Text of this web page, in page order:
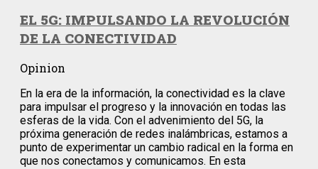
EL 5G: IMPULSANDO LA REVOLUCIÓN
DE LA CONECTIVIDAD
Opinion
En la era de la información, la conectividad es la clave
para impulsar el progreso y la innovación en todas las
esferas de la vida. Con el advenimiento del 5G, la
próxima generación de redes inalámbricas, estamos a
punto de experimentar un cambio radical en la forma en
que nos conectamos y comunicamos. En esta